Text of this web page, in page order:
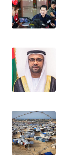
WN
PAPUA
BARAT
WN
RIAU
WN
WN
JAMBI